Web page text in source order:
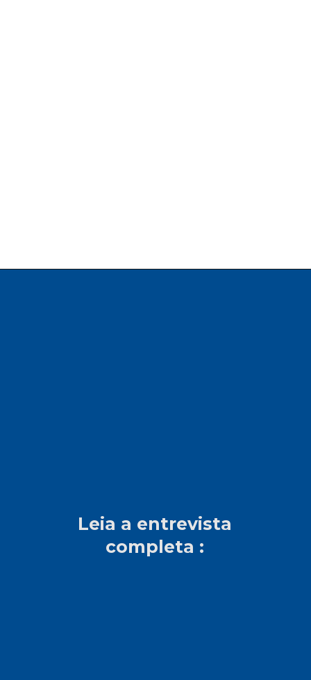
Leia a entrevista
completa :